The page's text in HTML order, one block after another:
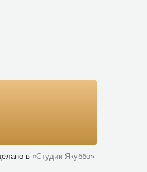
в «Cтудии Якуббо»